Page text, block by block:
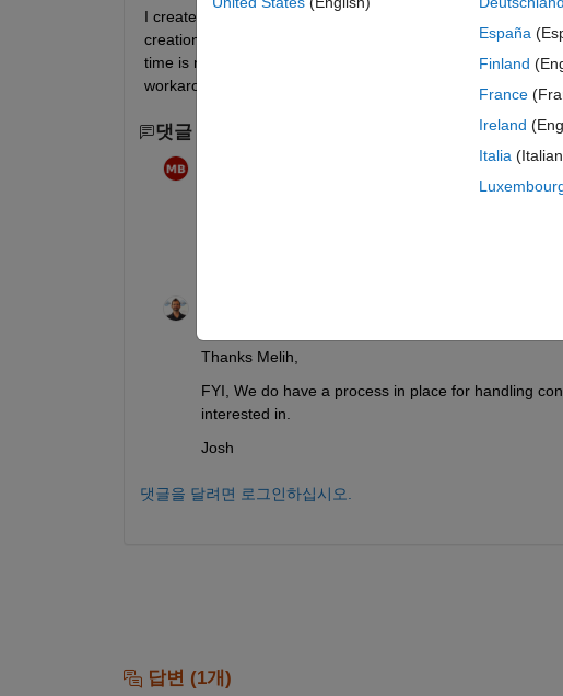
I created simulink models (slx) from an arxml file by using
creation I checked empty model size, they are around
time is now enourmous. Each model only has SR and CS
workaround to this issue. I would expect faster build time
댓글 수: 3
Thanks Melih,
FYI, We do have a process in place for handling
interested in.
Josh
댓글을 달려면 로그인하십시오.
답변 (1개)
España
Finland
France
Ireland
Italia